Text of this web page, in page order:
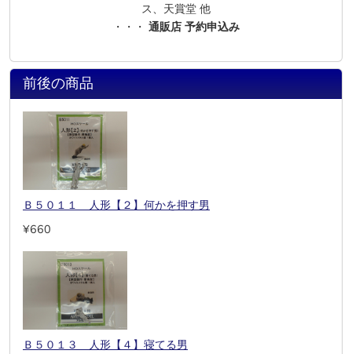
ス、天賞堂 他
・・・ 通販店 予約申込み
前後の商品
Ｂ５０１１ 人形【２】何かを押す男
¥660
Ｂ５０１３ 人形【４】寝てる男